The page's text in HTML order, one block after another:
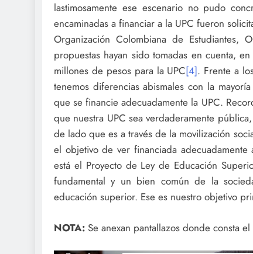
lastimosamente ese escenario no pudo
encaminadas a financiar a la UPC fueron
Organización Colombiana de
propuestas hayan sido tomadas en cuenta,
millones de pesos para la UPC[4]. Frente a
tenemos diferencias abismales con la
que se financie adecuadamente la UPC.
que nuestra UPC sea verdaderamente
de lado que es a través de la movilización
el objetivo de ver financiada
está el Proyecto de Ley de Educación
fundamental y un bien común de la
educación superior. Ese es nuestro objetivo
NOTA: Se anexan pantallazos donde consta